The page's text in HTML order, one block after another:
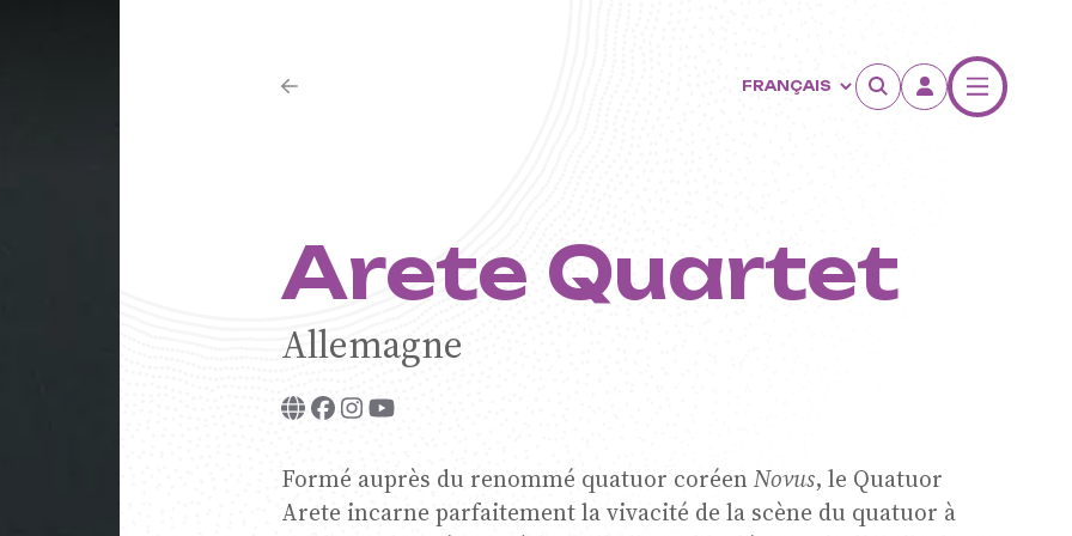
Arete Quartet
Allemagne
Formé auprès du renommé quatuor coréenNovus, le Quatuor
Arete incarne parfaitement la vivacité de la scène du quatuor à